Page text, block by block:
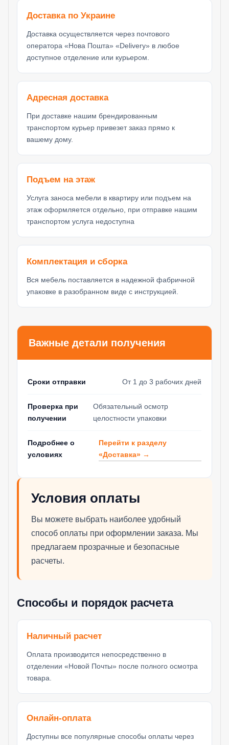
Доставка по Украине
Доставка осуществляется через почтового
оператора «Нова Пошта» «Delivery» в любое
доступное отделение или курьером.
Адресная доставка
При доставке нашим брендированным
транспортом курьер привезет заказ прямо к
вашему дому.
Подъем на этаж
Услуга заноса мебели в квартиру или подъем на
этаж оформляется отдельно, при отправке нашим
транспортом услуга недоступна
Комплектация и сборка
Вся мебель поставляется в надежной фабричной
упаковке в разобранном виде с инструкцией.
Важные детали получения
Сроки отправки От 1 до 3 рабочих дней
Проверка при
получении
Обязательный осмотр
целостности упаковки
Подробнее о
условиях
Перейти к разделу
«Доставка» →
Условия оплаты
Вы можете выбрать наиболее удобный
способ оплаты при оформлении заказа. Мы
предлагаем прозрачные и безопасные
расчеты.
Способы и порядок расчета
Наличный расчет
Оплата производится непосредственно в
отделении «Новой Почты» после полного осмотра
товара.
Онлайн-оплата
Доступны все популярные способы оплаты через